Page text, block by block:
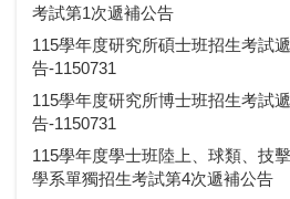
考試第1次遞補公告
115學年度研究所碩士班招生考試
告-1150731
115學年度研究所博士班招生考試
告-1150731
115學年度學士班陸上、球類、技
學系單獨招生考試第4次遞補公告